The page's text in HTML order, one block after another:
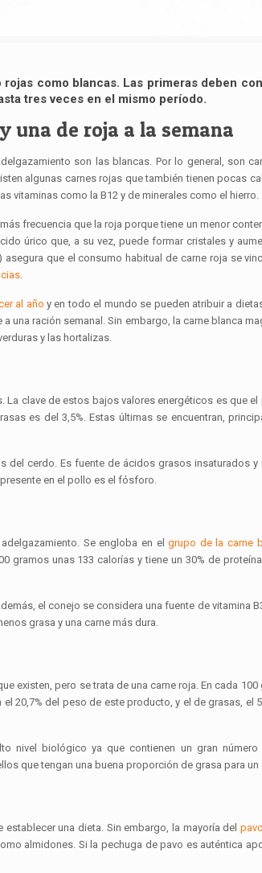
como blancas. Las primeras deben
tres veces en el mismo período.
una de roja a la semana
son las blancas. Por lo general, son
algunas carnes rojas que también tienen pocas
vitaminas como la B12 y de minerales como el hierro.
frecuencia que la roja porque tiene un menor
úrico que, a su vez, puede formar cristales y
que el consumo habitual de carne roja se
.
al año y en todo el mundo se pueden atribuir a
una ración semanal. Sin embargo, la carne blanca
y las hortalizas.
clave de estos bajos valores energéticos es que el
es del 3,5%. Estas últimas se encuentran,
cerdo. Es fuente de ácidos grasos insaturados
en el pollo es el fósforo.
Se engloba en elgrupo de la carne
gramos unas 133 calorías y tiene un 30% de
el conejo se considera una fuente de vitamina
grasa y una carne más dura.
existen, pero se trata de una carne roja. En cada
20,7% del peso de este producto, y el de grasas, el
nivel biológico ya que contienen un gran número
que tengan una buena proporción de grasa para
una dieta. Sin embargo, la mayoría del
almidones. Si la pechuga de pavo es auténtica